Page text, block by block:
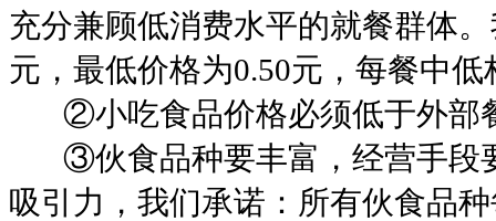
充分兼顾低消费水平的就餐群体
元，最低价格为0.50元，每餐中低
②小吃食品价格必须低于外部
③伙食品种要丰富，经营手
吸引力，我们承诺：所有伙食品